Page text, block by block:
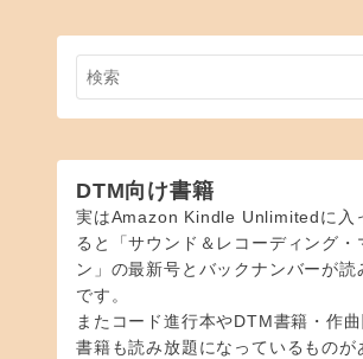
DTM向け書籍
実はAmazon Kindle Unlimitedに入
ると「サウンド＆レコーディング・
ン」の最新号とバックナンバーが読
です。
またコード進行本やDTM書籍・作曲
書籍も読み放題になっているものが